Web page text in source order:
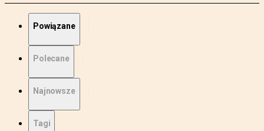
Powiązane
Polecane
Najnowsze
Tagi